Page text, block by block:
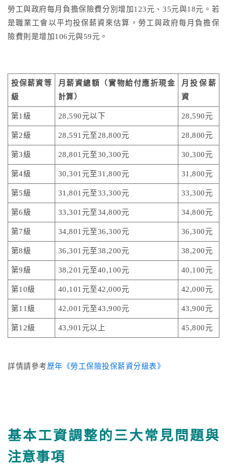
勞工與政府每月負擔保險費分別增加123元、35元與18元。若
是職業工會以平均投保薪資來估算，勞工與政府每月負擔保
險費則是增加106元與59元。
投保薪資等
級
月薪資總額（實物給付應折現金
計算）
月投保薪
資
第1級 28,590元以下 28,590元
第2級 28,591元至28,800元 28,800元
第3級 28,801元至30,300元 30,300元
第4級 30,301元至31,800元 31,800元
第5級 31,801元至33,300元 33,300元
第6級 33,301元至34,800元 34,800元
第7級 34,801元至36,300元 36,300元
第8級 36,301元至38,200元 38,200元
第9級 38,201元至40,100元 40,100元
第10級 40,101元至42,000元 42,000元
第11級 42,001元至43,900元 43,900元
第12級 43,901元以上 45,800元
詳情請參考歷年《勞工保險投保薪資分級表》
基本工資調整的三大常見問題與
注意事項